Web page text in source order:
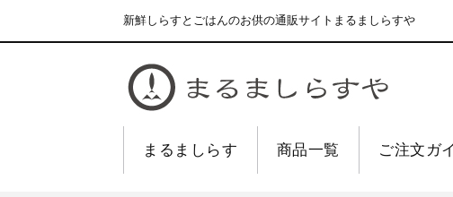
新鮮しらすとごはんのお供の通販サイトまるましらすや
まるましらす 商品一覧 ご注文ガ
まるましらすやのお知らせ 合格を❝しらす❞！